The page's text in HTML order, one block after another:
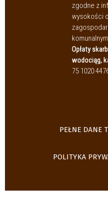
zgodne z
wysokości
Opłaty
wodociąg,
75 1020
PEŁNE DANE
POLITYKA